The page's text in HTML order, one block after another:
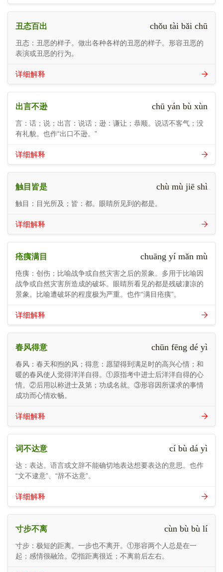
丑态百出 chǒu tài bǎi chū
丑态：丑恶的样子。做出各种各样的丑恶的样子。形容丑恶的
表演或丑恶的行为。
详细解释
出言不逊 chū yán bù xùn
言：话；说；出言：说话；逊：谦让；恭顺。说话不客气；没
有礼貌。也作“出口不逊。”
详细解释
触目皆是 chù mù jiē shì
触目：目光所及；皆：都。眼睛所见到的都是。
详细解释
疮痍满目 chuāng yí mǎn mù
疮痍：创伤；比喻战争或自然灾害之后的景象。多用于比喻因
战争或自然灾害所造成的破坏。眼睛所看见的都是残破凄凉的
景象。比喻遭破坏的程度极为严重。也作“满目疮痍”。
详细解释
春风得意 chūn fēng dé yì
春风：春天和煦的风；得意：愿望得到满足时的高兴心情；和
暖的春风使人觉得洋洋自得。①原指考中进士后洋洋自得的心
情。②后用以称进士及第；功成名就。③形容因所谋求的事情
成功而心情欢畅。
详细解释
词不达意 cí bù dá yì
达：表达。语言或文辞不能确切地表达想要表达的意思。也作
“文不逮意”、“辞不达意”。
详细解释
寸步不离 cùn bù bù lí
寸步：极短的距离。一步也不离开。①形容两个人总是在一
起；感情很融洽。②指距离很近；不离前后左右。